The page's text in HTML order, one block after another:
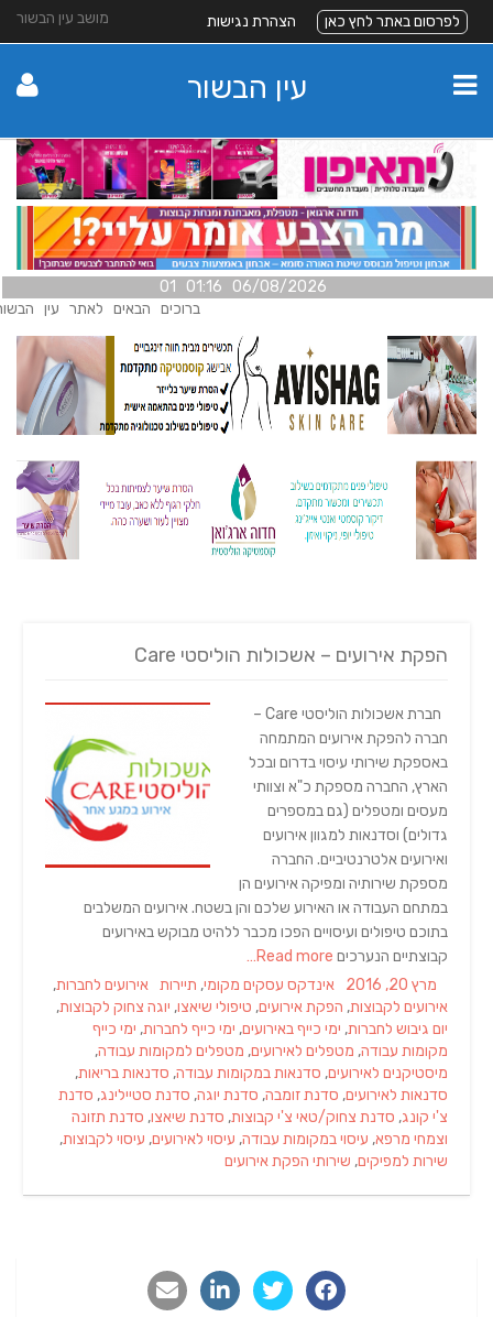
מושב עין הבשור לפרסום באתר לחץ כאן הצהרת נגישות
עין הבשור
06/08/2026 01:16 01
ברוכים הבאים לאתר עין הבשור
הפקת אירועים – אשכולות הוליסטי Care
חברת אשכולות הוליסטי Care –
חברה להפקת אירועים המתמחה
באספקת שירותי עיסוי בדרום ובכל
הארץ, החברה מספקת כ"א וצוותי
מעסים ומטפלים (גם במספרים
גדולים) וסדנאות למגוון אירועים
ואירועים אלטרנטיביים. החברה
מספקת שירותיה ומפיקה אירועים הן
במתחם העבודה או האירוע שלכם והן בשטח. אירועים המשלבים
בתוכם טיפולים ועיסויים הפכו מכבר ללהיט מבוקש באירועים
קבוצתיים הנערכים
Posted
on
מרץ 20, 2016 Categories
אינדקס עסקים מקומי, תיירות Tags
אירועים לחברות,
אירועים לקבוצות, הפקת אירועים, טיפולי שיאצו, יוגה צחוק לקבוצות,
יום גיבוש לחברות, ימי כייף באירועים, ימי כייף לחברות, ימי כייף
מקומות עבודה, מטפלים לאירועים, מטפלים למקומות עבודה,
מיסטיקנים לאירועים, סדנאות במקומות עבודה, סדנאות בריאות,
סדנאות לאירועים, סדנת זומבה, סדנת יוגה, סדנת סטיילינג, סדנת
צ'י קונג, סדנת צחוק/טאי צ'י קבוצות, סדנת שיאצו, סדנת תזונה
וצמחי מרפא, עיסוי במקומות עבודה, עיסוי לאירועים, עיסוי לקבוצות,
שירות למפיקים, שירותי הפקת אירועים